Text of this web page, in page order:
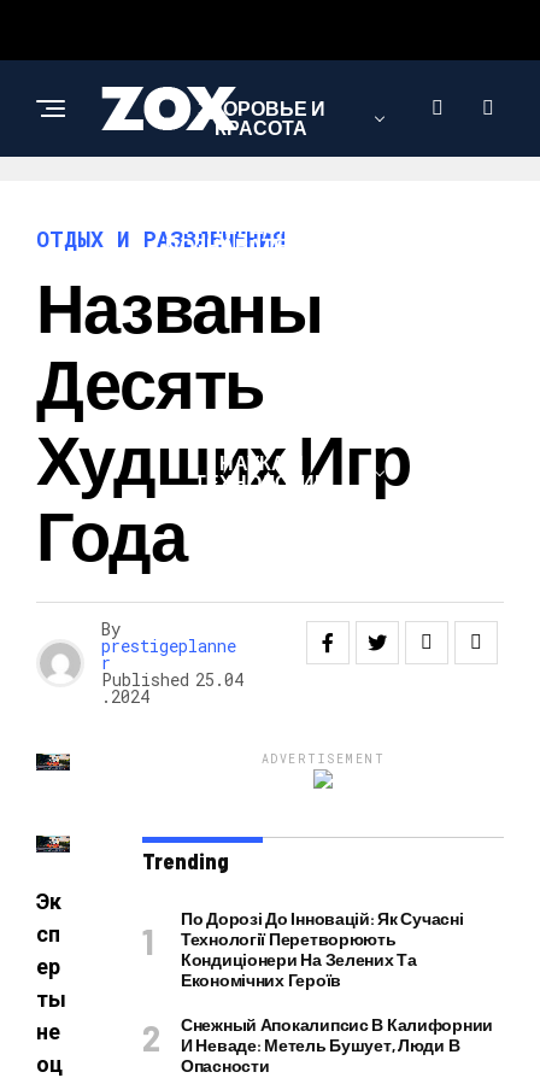
ЗДОРОВЬЕ И
КРАСОТА
ИНТЕРЕСНОЕ И
ПОЗНАВАТЕЛЬНОЕ
НАУКА И
ТЕХНОЛОГИИ
ОТДЫХ И РАЗВЛЕЧЕНИЯ
Названы
Десять
Худших Игр
Года
By
prestigeplanne
r
Published 25.04
.2024
Эк
сп
ер
ты
не
оц
ADVERTISEMENT
Trending
По Дорозі До Інновацій: Як Сучасні
Технології Перетворюють
Кондиціонери На Зелених Та
Економічних Героїв
Снежный Апокалипсис В Калифорнии
И Неваде: Метель Бушует, Люди В
Опасности